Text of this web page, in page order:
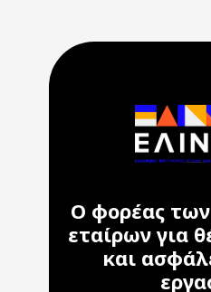
Ο φορέας
εταίρων για
και